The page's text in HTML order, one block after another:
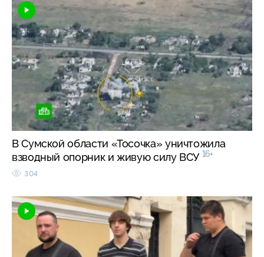
В Сумской области «Тосочка» уничтожила
взводный опорник и живую силу ВСУ 16+
304